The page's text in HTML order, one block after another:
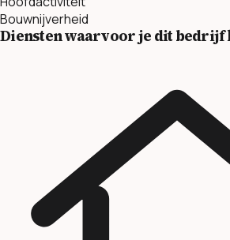
Bouwnijverheid
Diensten waarvoor je dit bedrijf